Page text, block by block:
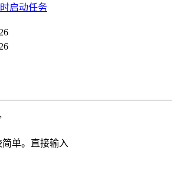
启动任务
单。直接输入